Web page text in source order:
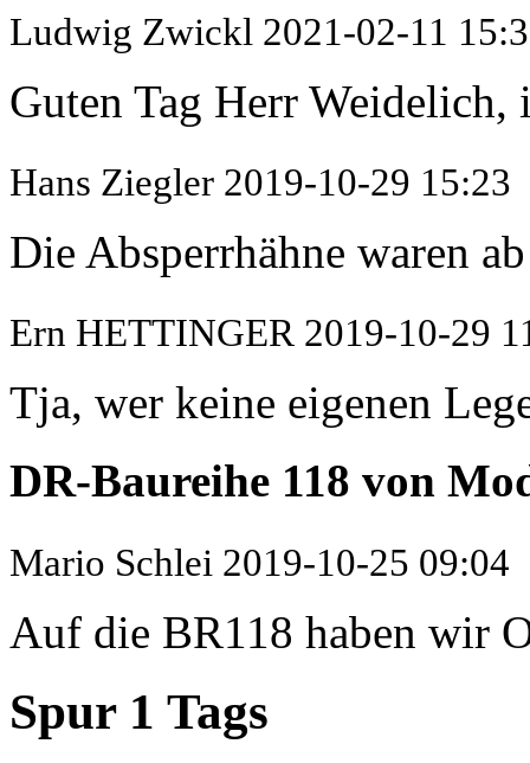
Ludwig Zwickl 2021-02-11
Guten Tag Herr
Hans Ziegler 2019-10-29 15:23
Die Absperrhähne waren
Ern HETTINGER 2019-10-29
Tja, wer keine eigenen
DR-Baureihe 118 von
Mario Schlei 2019-10-25 09:04
Auf die BR118 haben wir
Spur 1 Tags